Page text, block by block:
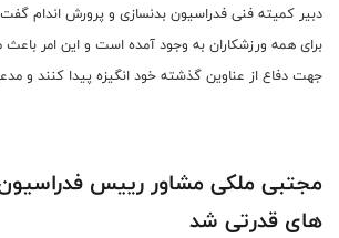
دبیر کمیته فنی فدراسیون بدنسازی و پرورش اندام
برای همه ورزشکاران به وجود آمده است و این امر
جهت دفاع از عناوین گذشته خود انگیزه پیدا کنند و
مجتبی ملکی مشاور رییس
های قدرتی شد